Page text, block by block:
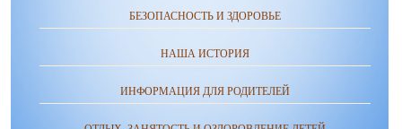
БЕЗОПАСНОСТЬ И ЗДОРОВЬЕ
НАША ИСТОРИЯ
ИНФОРМАЦИЯ ДЛЯ РОДИТЕЛЕЙ